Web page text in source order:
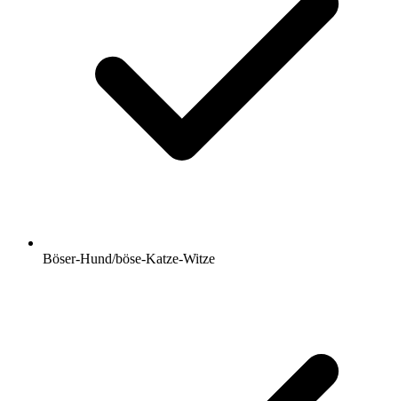
Böser-Hund/böse-Katze-Witze